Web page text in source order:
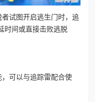
试图开启逃生门时，追
时间或直接击败逃脱
可以与追踪雷配合使